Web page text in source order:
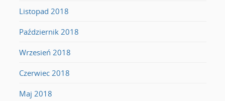
Listopad 2018
Październik 2018
Wrzesień 2018
Czerwiec 2018
Maj 2018